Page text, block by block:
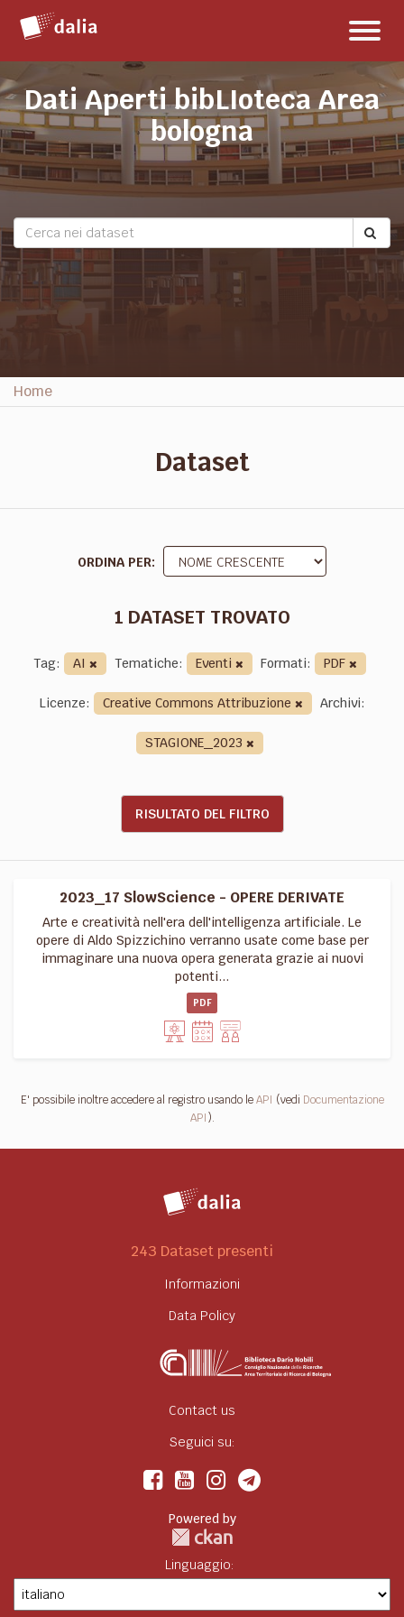
contenuto
Dati Aperti bibLIoteca Area
bologna
Home
Dataset
ORDINA PER
1 DATASET TROVATO
Tag: AI Tematiche: Eventi Formati:
PDF
Licenze:
Creative Commons Attribuzione
Archivi:
STAGIONE_2023
RISULTATO DEL FILTRO
2023_17 SlowScience - OPERE DERIVATE
Arte e creatività nell'era dell'intelligenza artificiale. Le
opere di Aldo Spizzichino verranno usate come base per
immaginare una nuova opera generata grazie ai nuovi
potenti...
PDF
E' possibile inoltre accedere al registro usando leAPI (vedi Documentazione
API).
243 Dataset presenti
Informazioni
Data Policy
Contact us
Seguici su:
Powered by
Linguaggio